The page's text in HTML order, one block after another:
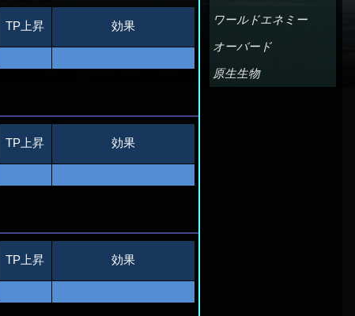
ワールドエネミー
オーバード
原生生物
TP上昇 効果
TP上昇 効果
TP上昇 効果